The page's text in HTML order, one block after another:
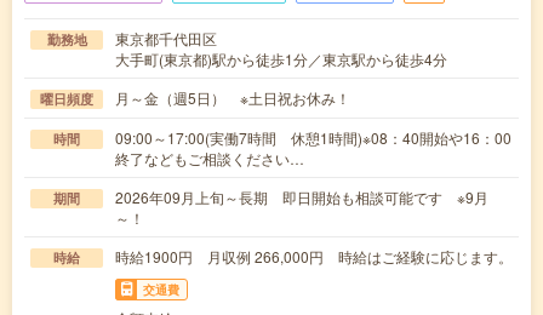
勤務地
東京都千代田区
大手町(東京都)駅から徒歩1分／東京駅から徒歩4分
曜日頻度 月～金（週5日） ※土日祝お休み！
時間
09:00～17:00(実働7時間 休憩1時間)※08：40開始や16：00
終了などもご相談ください…
期間
2026年09月上旬～長期 即日開始も相談可能です ※9月
～！
時給 時給1900円 月収例 266,000円 時給はご経験に応じます。
交通費